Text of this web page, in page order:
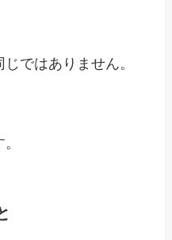
ではありません。